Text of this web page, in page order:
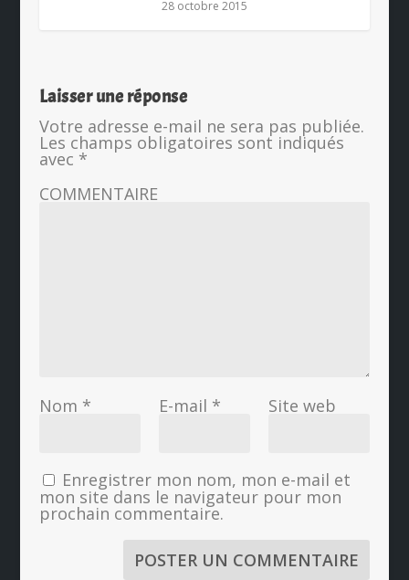
28 octobre 2015
Laisser une réponse
Votre adresse e-mail ne sera pas publiée.
Les champs obligatoires sont indiqués
avec *
COMMENTAIRE
Nom * E-mail * Site web
Enregistrer mon nom, mon e-mail et
mon site dans le navigateur pour mon
prochain commentaire.